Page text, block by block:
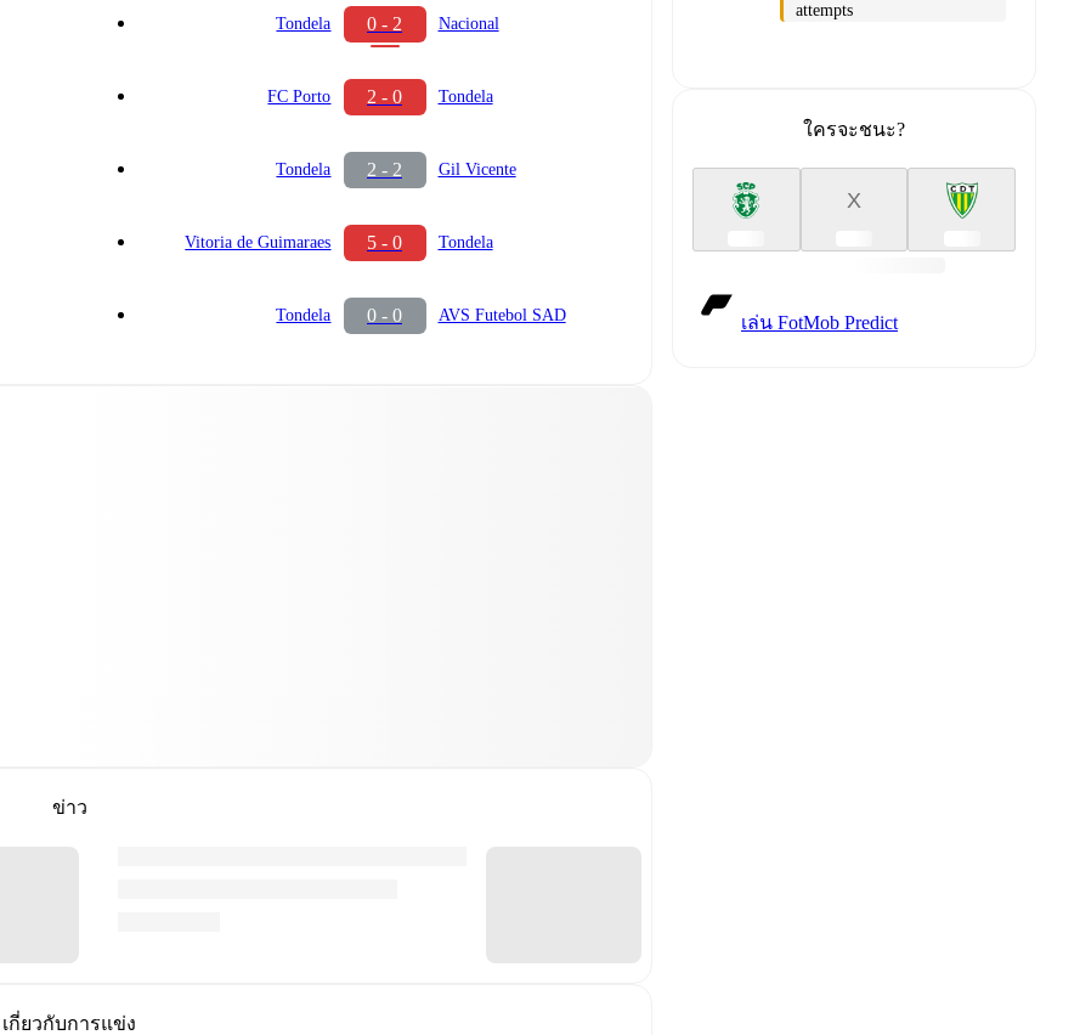
Tondela 0 - 2 Nacional
FC Porto 2 - 0 Tondela
Tondela 2 - 2 Gil Vicente
Vitoria de Guimaraes 5 - 0 Tondela
Tondela 0 - 0 AVS Futebol SAD
ข่าว
เกี่ยวกับการแข่ง
attempts
ใครจะชนะ?
X
เล่น FotMob Predict